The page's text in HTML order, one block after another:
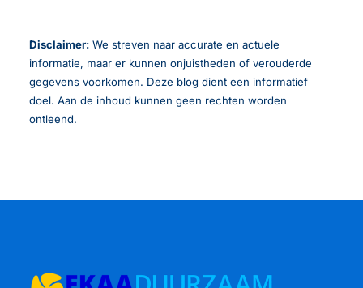
Disclaimer: We streven naar accurate en actuele
informatie, maar er kunnen onjuistheden of verouderde
gegevens voorkomen. Deze blog dient een informatief
doel. Aan de inhoud kunnen geen rechten worden
ontleend.